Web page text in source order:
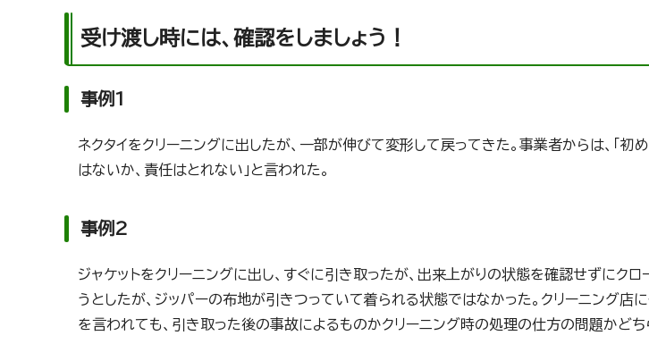
受け渡し時には、確認をしましょう！
事例1
ネクタイをクリーニングに出したが、一部が伸びて変形して戻ってきた。事業者からは、「
はないか、責任はとれない」と言われた。
事例2
ジャケットをクリーニングに出し、すぐに引き取ったが、出来上がりの状態を確認せずにクロ
うとしたが、ジッパーの布地が引きつっていて着られる状態ではなかった。クリーニング店
を言われても、引き取った後の事故によるものかクリーニング時の処理の仕方の問題かどち